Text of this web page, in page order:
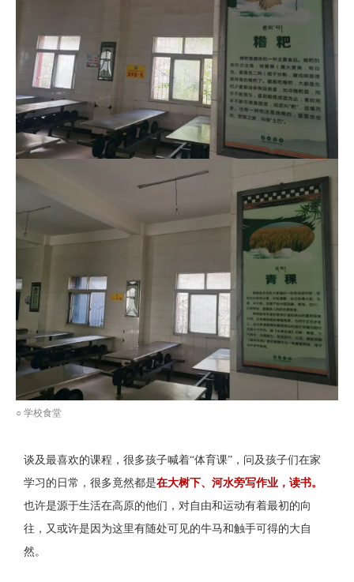
○ 学校食堂
谈及最喜欢的课程，很多孩子喊着“体育课”，问及孩子们在家
学习的日常，很多竟然都是在大树下、河水旁写作业，读书。
也许是源于生活在高原的他们，对自由和运动有着最初的向
往，又或许是因为这里有随处可见的牛马和触手可得的大自
然。